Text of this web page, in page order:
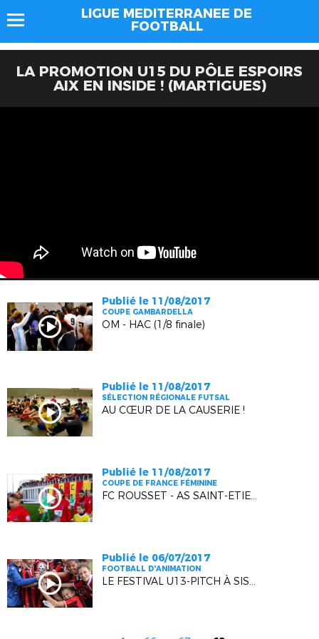
LIGUE MEDITERRANEE DE
FOOTBALL
LA PROMOTION U15 DU PÔLE ESPOIRS
AIX EN INSIDE ! (MARTIGUES)
Publié le 11/08/2017
COUPE GAMBARDELLA
OM - HAC (1/8 finale)
Publié le 11/08/2017
SÉLECTION RÉGIONALE FUTSAL
AU CŒUR DE LA CAUSERIE !
Publié le 11/08/2017
COUPE DE FRANCE FÉMININE
FC ROUSSET - AS SAINT-ETIENNE (1/8 FINALE)
Publié le 06/07/2017
FOOTBALL D'ANIMATION
LE FESTIVAL U13-PITCH À SISTERON